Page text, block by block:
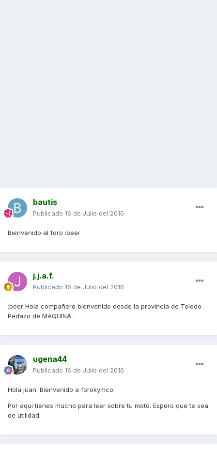
bautis
Publicado 16 de Julio del 2016
Bienvenido al foro :beer
j.j.a.f.
Publicado 16 de Julio del 2016
:beer Hola compañero bienvenido desde la provincia de Toledo .
Pedazo de MAQUINA .
ugena44
Publicado 16 de Julio del 2016
Hola juan. Bienvenido a forokymco.
Por aqui tienes mucho para leer sobre tu moto. Espero que te sea
de utilidad.